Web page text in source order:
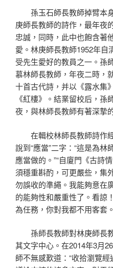
孫玉石師長教師掉臂本
庚師長教師的詩作，最年夜
忠誠，同時，此中也飽含著
愛。林庚師長教師1952年自
受先生愛好的教員之一。孫
慕林師長教師，年夜二時，
十首古代詩，并以《露水集
《紅樓》。結業留校后，
夜，與林師長教師有著深摯
在輯校林師長教師詩作
說到“應當”二字：“這是為
應當做的。”“自廈門《古詩
須穩重斟酌，可更嚴些，集
勿誤收的準繩。我能夠意在
的能夠性和嚴重性了。看諒
為任務，你對我都不用客套
孫師長教師對林庚師長
其文字中心。在2014年3月
師不無感歎道：“收拾瀏覽